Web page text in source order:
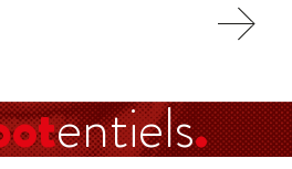
entiels